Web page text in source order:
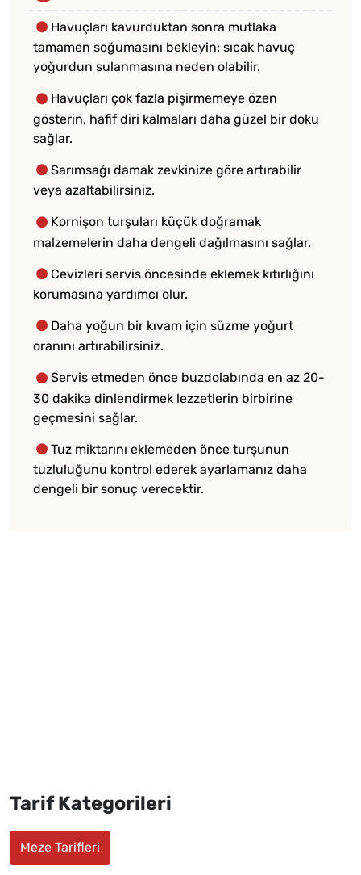
Havuçları kavurduktan sonra mutlaka
tamamen soğumasını bekleyin; sıcak havuç
yoğurdun sulanmasına neden olabilir.
Havuçları çok fazla pişirmemeye özen
gösterin, hafif diri kalmaları daha güzel bir doku
sağlar.
Sarımsağı damak zevkinize göre artırabilir
veya azaltabilirsiniz.
Kornişon turşuları küçük doğramak
malzemelerin daha dengeli dağılmasını sağlar.
Cevizleri servis öncesinde eklemek kıtırlığını
korumasına yardımcı olur.
Daha yoğun bir kıvam için süzme yoğurt
oranını artırabilirsiniz.
Servis etmeden önce buzdolabında en az 20-
30 dakika dinlendirmek lezzetlerin birbirine
geçmesini sağlar.
Tuz miktarını eklemeden önce turşunun
tuzluluğunu kontrol ederek ayarlamanız daha
dengeli bir sonuç verecektir.
Tarif Kategorileri
Meze Tarifleri